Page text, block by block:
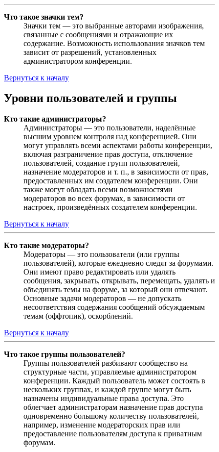
Что такое значки тем?
Значки тем — это выбранные авторами изображения,
связанные с сообщениями и отражающие их
содержание. Возможность использования значков тем
зависит от разрешений, установленных
администратором конференции.
Вернуться к началу
Уровни пользователей и группы
Кто такие администраторы?
Администраторы — это пользователи, наделённые
высшим уровнем контроля над конференцией. Они
могут управлять всеми аспектами работы конференции,
включая разграничение прав доступа, отключение
пользователей, создание групп пользователей,
назначение модераторов и т. п., в зависимости от прав,
предоставленных им создателем конференции. Они
также могут обладать всеми возможностями
модераторов во всех форумах, в зависимости от
настроек, произведённых создателем конференции.
Вернуться к началу
Кто такие модераторы?
Модераторы — это пользователи (или группы
пользователей), которые ежедневно следят за форумами.
Они имеют право редактировать или удалять
сообщения, закрывать, открывать, перемещать, удалять и
объединять темы на форуме, за который они отвечают.
Основные задачи модераторов — не допускать
несоответствия содержания сообщений обсуждаемым
темам (оффтопик), оскорблений.
Вернуться к началу
Что такое группы пользователей?
Группы пользователей разбивают сообщество на
структурные части, управляемые администратором
конференции. Каждый пользователь может состоять в
нескольких группах, и каждой группе могут быть
назначены индивидуальные права доступа. Это
облегчает администраторам назначение прав доступа
одновременно большому количеству пользователей,
например, изменение модераторских прав или
предоставление пользователям доступа к приватным
форумам.